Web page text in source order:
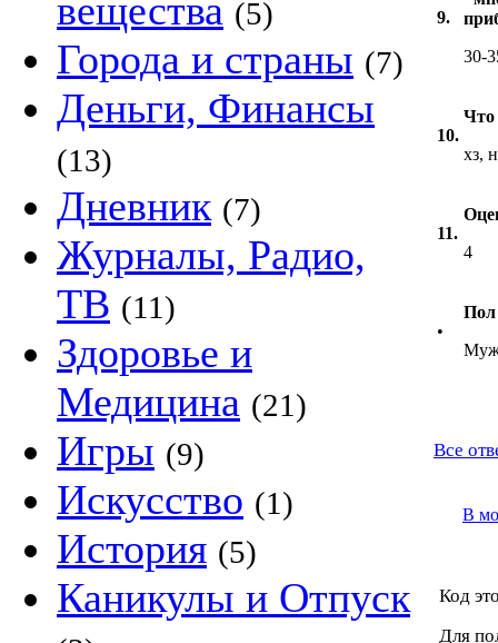
вещества (5)
Города и страны (7)
Деньги, Финансы
(13)
Дневник (7)
Журналы, Радио,
ТВ (11)
Здоровье и
Медицина (21)
Игры (9)
Искусство (1)
История (5)
Каникулы и Отпуск
9.
30-
10.
Что
хз,
11.
4
•
Пол
Все
В
Код
Для